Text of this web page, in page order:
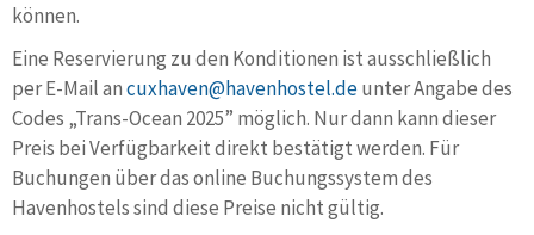
können.
Eine Reservierung zu den Konditionen ist ausschließlich
per E-Mail ancuxhaven@havenhostel.deunter Angabe des
Codes „Trans-Ocean 2025” möglich. Nur dann kann dieser
Preis bei Verfügbarkeit direkt bestätigt werden. Für
Buchungen über das online Buchungssystem des
Havenhostels sind diese Preise nicht gültig.